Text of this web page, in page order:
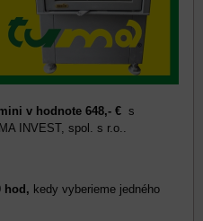
v hodnote 648,- € s
INVEST, spol. s r.o..
hod, kedy vyberieme jedného